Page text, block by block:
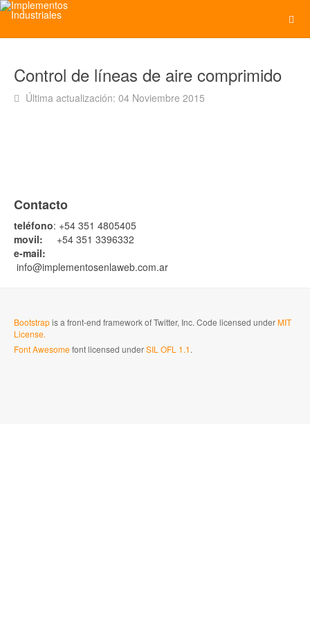
Control de líneas de aire comprimido
Última actualización: 04 Noviembre 2015
Contacto
teléfono: +54 351 4805405
movil:
+54 351 3396332
e-mail:
info@implementosenlaweb.com.ar
Bootstrapis a front-end framework of Twitter, Inc. Code licensed underMIT
License.
Font Awesomefont licensed underSIL OFL 1.1.